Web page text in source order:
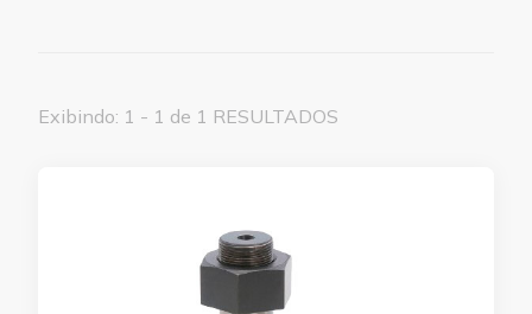
Exibindo: 1 - 1 de 1 RESULTADOS